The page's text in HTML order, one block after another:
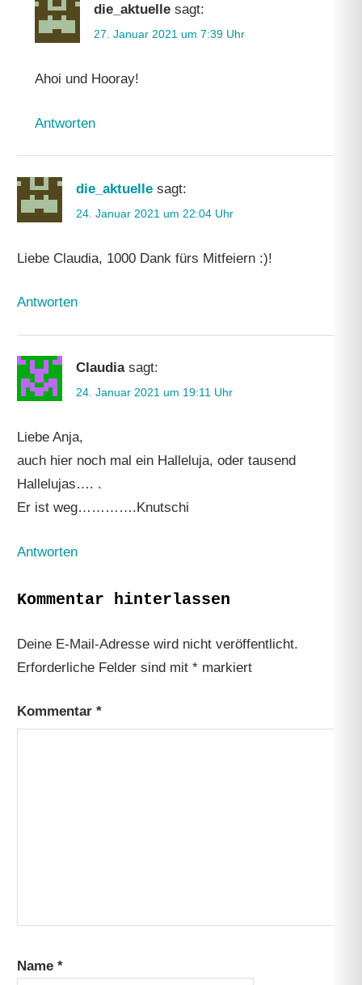
die_aktuelle sagt:
27. Januar 2021 um 7:39 Uhr
Ahoi und Hooray!
Antworten
die_aktuelle sagt:
24. Januar 2021 um 22:04 Uhr
Liebe Claudia, 1000 Dank fürs Mitfeiern :)!
Antworten
Claudia sagt:
24. Januar 2021 um 19:11 Uhr
Liebe Anja,
auch hier noch mal ein Halleluja, oder tausend
Hallelujas…. .
Er ist weg………….Knutschi
Antworten
Kommentar hinterlassen
Deine E-Mail-Adresse wird nicht veröffentlicht.
Erforderliche Felder sind mit* markiert
Kommentar*
Name*